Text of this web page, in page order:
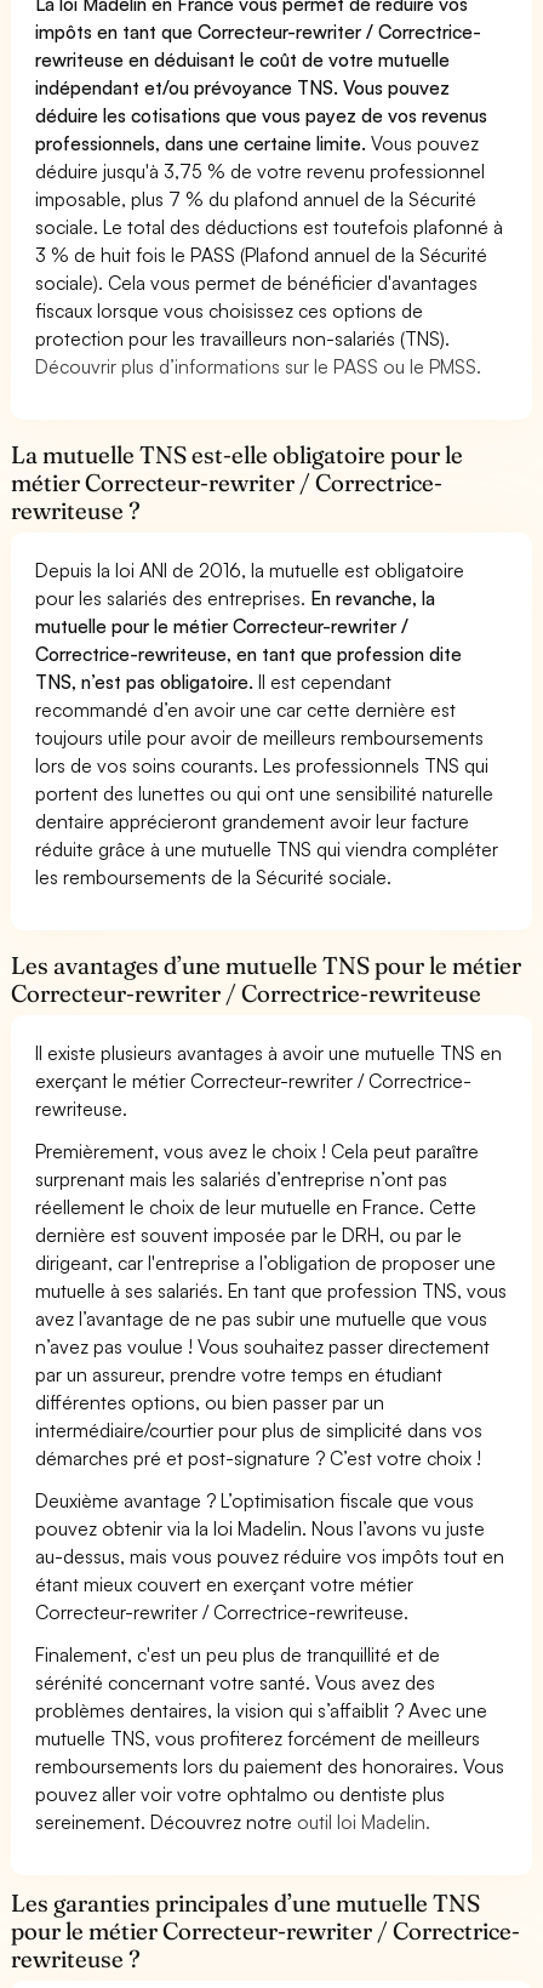
impôts en tant que Correcteur-rewriter / Correctrice-
rewriteuse en déduisant le coût de votre mutuelle
indépendant et/ou prévoyance TNS. Vous pouvez
déduire les cotisations que vous payez de vos revenus
professionnels, dans une certaine limite.Vous pouvez
déduire jusqu'à 3,75 % de votre revenu professionnel
imposable, plus 7 % du plafond annuel de la Sécurité
sociale. Le total des déductions est toutefois plafonné à
3 % de huit fois le PASS (Plafond annuel de la Sécurité
sociale). Cela vous permet de bénéficier d'avantages
fiscaux lorsque vous choisissez ces options de
protection pour les travailleurs non-salariés (TNS).
Découvrir plus d’informations sur le PASS ou le PMSS.
La mutuelle TNS est-elle obligatoire pour le
métier Correcteur-rewriter / Correctrice-
rewriteuse ?
Depuis la loi ANI de 2016, la mutuelle est obligatoire
pour les salariés des entreprises. En revanche, la
mutuelle pour le métier Correcteur-rewriter /
Correctrice-rewriteuse, en tant que profession dite
TNS, n’est pas obligatoire.Il est cependant
recommandé d’en avoir une car cette dernière est
toujours utile pour avoir de meilleurs remboursements
lors de vos soins courants. Les professionnels TNS qui
portent des lunettes ou qui ont une sensibilité naturelle
dentaire apprécieront grandement avoir leur facture
réduite grâce à une mutuelle TNS qui viendra compléter
les remboursements de la Sécurité sociale.
Les avantages d’une mutuelle TNS pour le métier
Correcteur-rewriter / Correctrice-rewriteuse
Il existe plusieurs avantages à avoir une mutuelle TNS en
exerçant le métier Correcteur-rewriter / Correctrice-
rewriteuse.
Premièrement, vous avez le choix ! Cela peut paraître
surprenant mais les salariés d’entreprise n’ont pas
réellement le choix de leur mutuelle en France. Cette
dernière est souvent imposée par le DRH, ou par le
dirigeant, car l'entreprise a l’obligation de proposer une
mutuelle à ses salariés. En tant que profession TNS, vous
avez l’avantage de ne pas subir une mutuelle que vous
n’avez pas voulue ! Vous souhaitez passer directement
par un assureur, prendre votre temps en étudiant
différentes options, ou bien passer par un
intermédiaire/courtier pour plus de simplicité dans vos
démarches pré et post-signature ? C’est votre choix !
Deuxième avantage ? L’optimisation fiscale que vous
pouvez obtenir via la loi Madelin. Nous l’avons vu juste
au-dessus, mais vous pouvez réduire vos impôts tout en
étant mieux couvert en exerçant votre métier
Correcteur-rewriter / Correctrice-rewriteuse.
Finalement, c'est un peu plus de tranquillité et de
sérénité concernant votre santé. Vous avez des
problèmes dentaires, la vision qui s’affaiblit ? Avec une
mutuelle TNS, vous profiterez forcément de meilleurs
remboursements lors du paiement des honoraires. Vous
pouvez aller voir votre ophtalmo ou dentiste plus
sereinement. Découvrez notre outil loi Madelin.
Les garanties principales d’une mutuelle TNS
pour le métier Correcteur-rewriter / Correctrice-
rewriteuse ?